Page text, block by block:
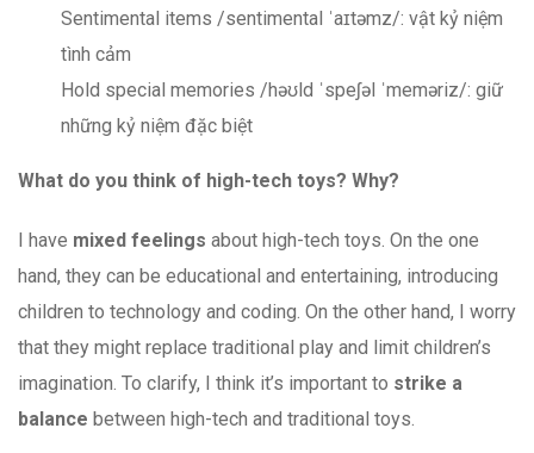
Sentimental items /sentimental ˈaɪtəmz/: vật kỷ niệm
tình cảm
Hold special memories /həʊld ˈspeʃəl ˈmeməriz/: giữ
những kỷ niệm đặc biệt
What do you think of high-tech toys? Why?
I have mixed feelings about high-tech toys. On the one
hand, they can be educational and entertaining, introducing
children to technology and coding. On the other hand, I worry
that they might replace traditional play and limit children’s
imagination. To clarify, I think it’s important to strike a
balance between high-tech and traditional toys.